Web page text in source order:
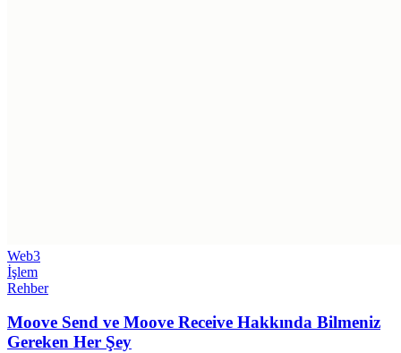
Web3
İşlem
Rehber
Moove Send ve Moove Receive Hakkında Bilmeniz
Gereken Her Şey